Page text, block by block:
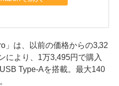
は、以前の価格からの3,32
により、1万3,495円で購入
Type-Aを搭載。最大140